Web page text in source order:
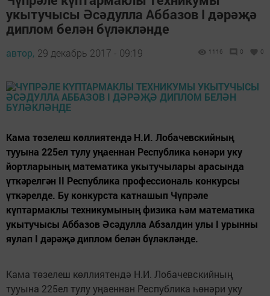
укытучысы Әсәдулла Аббазов I дәрәҗә
диплом белән бүләкләнде
автор, 29 декабрь 2017 - 09:19 1116 0 0
Кама төзелеш көллиятендә Н.И. Лобачевскийның
тууына 225ел тулу уңаеннан Республика һөнәри уку
йортларының математика укытучылары арасында
үткәрелгән II Республика профессиональ конкурсы
үткәрелде. Бу конкурста катнашып Чүпрәле
күптармаклы техникумының физика һәм математика
укытучысы Аббазов Әсәдулла Абзалдин улы I урынны
яулап I дәрәҗә диплом белән бүләкләнде.
Кама төзелеш көллиятендә Н.И. Лобачевскийның
тууына 225ел тулу уңаеннан Республика һөнәри уку